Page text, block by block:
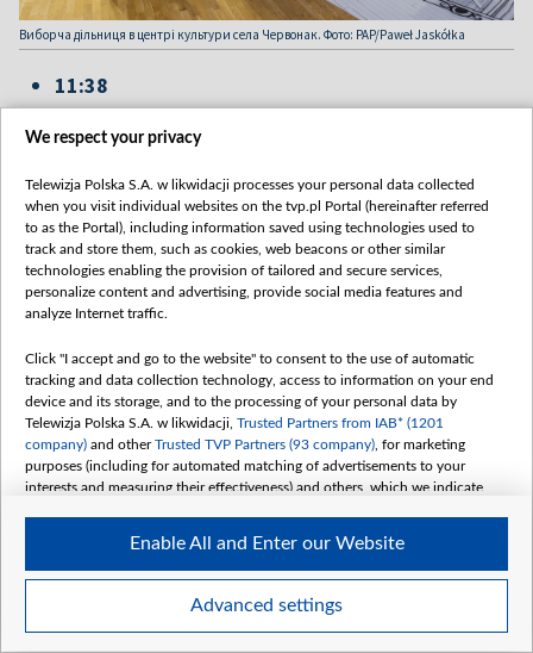
Виборча дільниця в центрі культури села Червонак. Фото: PAP/Paweł Jaskółka
11:38
На Фарерських островах вперше в історії відкрили
Поульсен — польська блогерка, яка в 2005 році
емігрувала на острови.
За підтримки Посольства Польщі в Данії (під
суверенітетом цієї країни перебувають острови)
— місті Торсгавн.
На Фарерських островах зареєстровано 72 виборців,
перші голоси на цій дільниці вжевіддано.
11:30
Кандидатка на посаду президента Маґдалена Бєят
разом із чоловіком Мачєєм проголосували на
виборчій дільниці у варшавському районі Прага.
We respect your privacy
Telewizja Polska S.A. w likwidacji processes your personal data collected
when you visit individual websites on the tvp.pl Portal (hereinafter referred
to as the Portal), including information saved using technologies used to
track and store them, such as cookies, web beacons or other similar
technologies enabling the provision of tailored and secure services,
personalize content and advertising, provide social media features and
analyze Internet traffic.
Click "I accept and go to the website" to consent to the use of automatic
tracking and data collection technology, access to information on your end
device and its storage, and to the processing of your personal data by
Telewizja Polska S.A. w likwidacji, Trusted Partners from IAB* (1201
company) and otherTrusted TVP Partners (93 company) , for marketing
purposes (including for automated matching of advertisements to your
interests and measuring their effectiveness) and others, which we indicate
The purposes of processing your data by TVP S.A. w likwidacji are as
follows:
Use limited data to select advertising
Create profiles for personalised advertising
Advanced settings
Enable All and Enter our Website